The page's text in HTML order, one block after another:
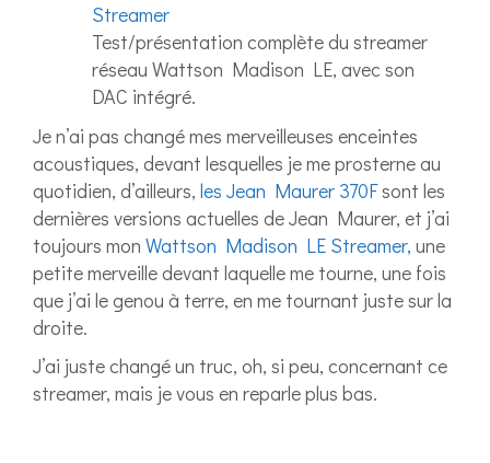
Streamer
Test/pré­sentation complète du streamer
réseau Wattson Madison LE, avec son
DAC intégré.
Je n’ai pas changé mes merveilleuses enceintes
acoustiques, devant lesquelles je me prosterne au
quotidien, d’ailleurs, les Jean Maurer 370Fsont les
dernières versions actuelles de Jean Maurer, et j’ai
toujours mon Wattson Madison LE Streamer, une
petite merveille devant laquelle me tourne, une fois
que j’ai le genou à terre, en me tournant juste sur la
droite.
J’ai juste changé un truc, oh, si peu, concernant ce
streamer, mais je vous en reparle plus bas.